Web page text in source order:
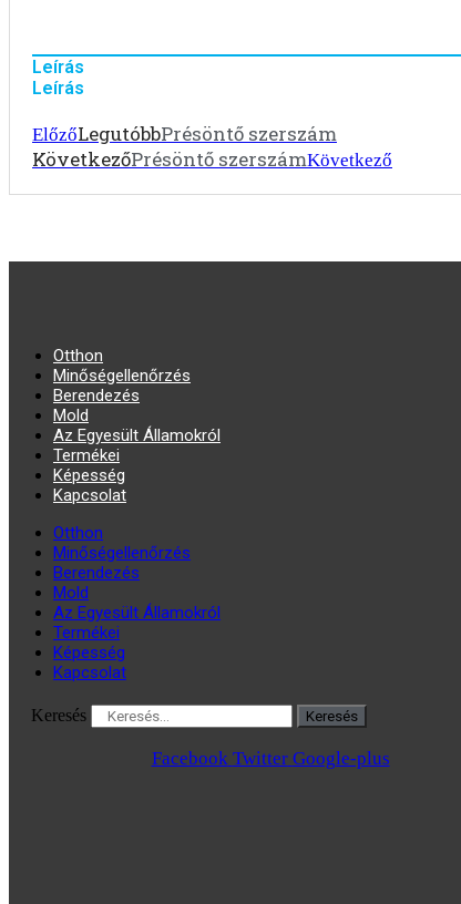
Leírás
Leírás
ElőzőLegutóbbPrésöntő szerszám
KövetkezőPrésöntő szerszámKövetkező
Otthon
Minőségellenőrzés
Berendezés
Mold
Az Egyesült Államokról
Termékei
Képesség
Kapcsolat
Otthon
Minőségellenőrzés
Berendezés
Mold
Az Egyesült Államokról
Termékei
Képesség
Kapcsolat
Keresés Keresés
Facebook Twitter Google-plus